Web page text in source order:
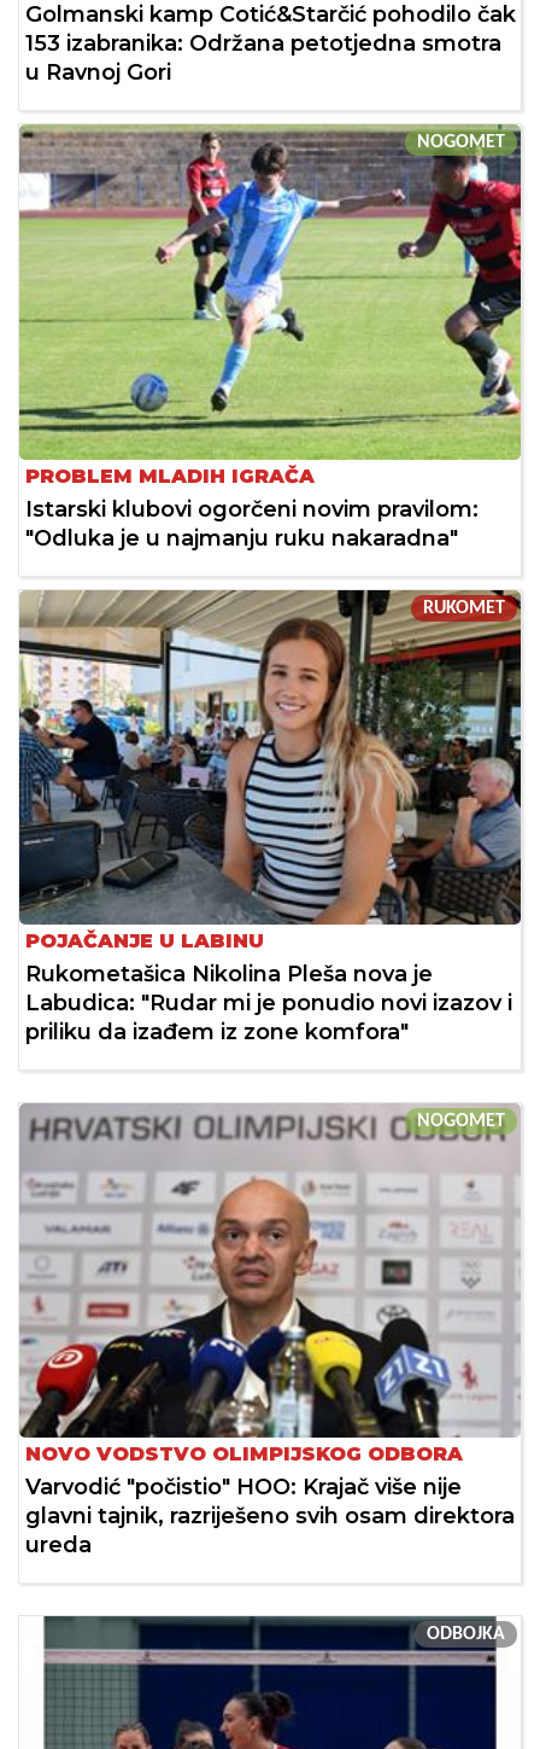
Golmanski kamp Cotić&Starčić pohodilo čak
153 izabranika: Održana petotjedna smotra
u Ravnoj Gori
NOGOMET
PROBLEM MLADIH IGRAČA
Istarski klubovi ogorčeni novim pravilom:
"Odluka je u najmanju ruku nakaradna"
RUKOMET
POJAČANJE U LABINU
Rukometašica Nikolina Pleša nova je
Labudica: "Rudar mi je ponudio novi izazov i
priliku da izađem iz zone komfora"
NOGOMET
NOVO VODSTVO OLIMPIJSKOG ODBORA
Varvodić "počistio" HOO: Krajač više nije
glavni tajnik, razriješeno svih osam direktora
ureda
ODBOJKA